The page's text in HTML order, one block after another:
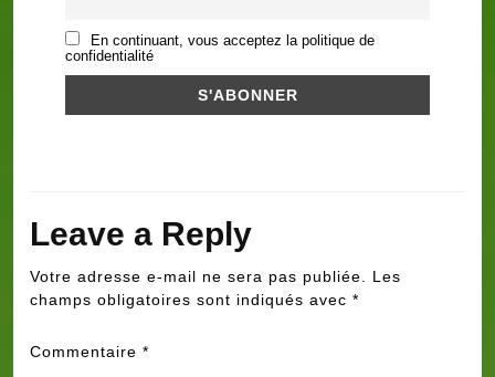
En continuant, vous acceptez la politique de
confidentialité
Leave a Reply
Votre adresse e-mail ne sera pas publiée. Les
champs obligatoires sont indiqués avec *
Commentaire *